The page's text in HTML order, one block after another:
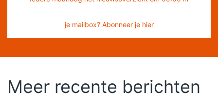
je mailbox? Abonneer je hier
Meer recente berichten